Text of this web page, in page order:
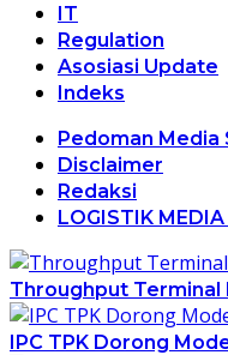
IT
Regulation
Asosiasi Update
Indeks
Pedoman Media
Disclaimer
Redaksi
LOGISTIK
Throughput Terminal
IPC TPK Dorong